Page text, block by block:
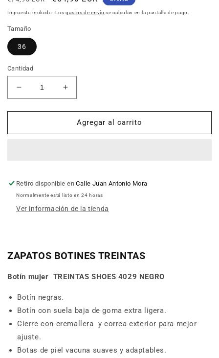
habitual
de
Impuesto incluido. Losgastos de envío se calculan en la pantalla de pago.
Tamaño
36
Cantidad
Reducir
cantidad
para
mujer
Aumentar
cantidad
para
Botín
mujer
Agregar al carrito
Retiro disponible enCalle Juan Antonio Mora
Normalmente está listo en 24 horas
Ver información de la tienda
ZAPATOS BOTINES TREINTAS
Botín mujer TREINTAS SHOES 4029 NEGRO
Botín negras.
Botín con suela baja de goma extra ligera.
Cierre con cremallera y correa exterior para mejor
ajuste.
Botas de piel vacuna suaves y adaptables.